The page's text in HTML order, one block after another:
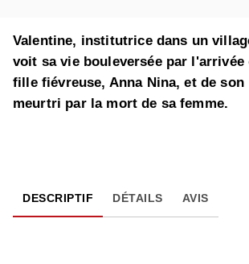
Valentine, institutrice dans un
voit sa vie bouleversée par l'arrivée
fille fiévreuse, Anna Nina, et de son
meurtri par la mort de sa femme.
DESCRIPTIF DÉTAILS AVIS